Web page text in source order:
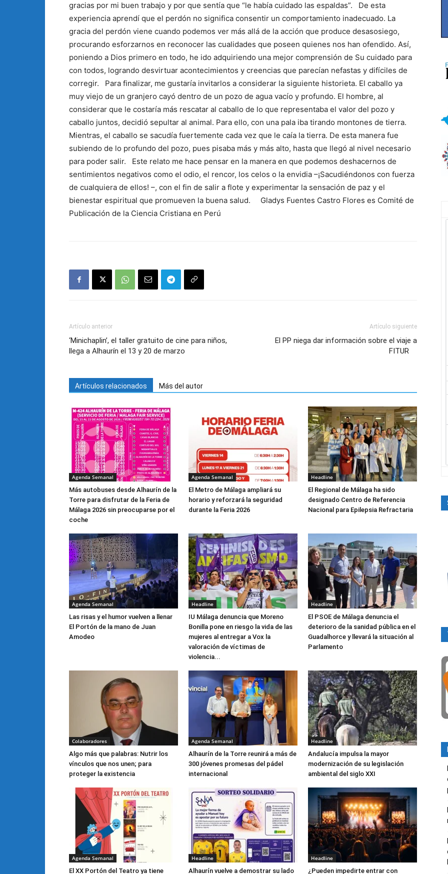
gracias por mi buen trabajo y por que sentía que “le había cuidado las espaldas”. De esta
experiencia aprendí que el perdón no significa consentir un comportamiento inadecuado. La
gracia del perdón viene cuando podemos ver más allá de la acción que produce desasosiego,
procurando esforzarnos en reconocer las cualidades que poseen quienes nos han ofendido. Así,
poniendo a Dios primero en todo, he ido adquiriendo una mejor comprensión de Su cuidado para
con todos, logrando desvirtuar acontecimientos y creencias que parecían nefastas y difíciles de
corregir. Para finalizar, me gustaría invitarlos a considerar la siguiente historieta. El caballo ya
muy viejo de un granjero cayó dentro de un pozo de agua vacío y profundo. El hombre, al
considerar que le costaría más rescatar al caballo de lo que representaba el valor del pozo y
caballo juntos, decidió sepultar al animal. Para ello, con una pala iba tirando montones de tierra.
Mientras, el caballo se sacudía fuertemente cada vez que le caía la tierra. De esta manera fue
subiendo de lo profundo del pozo, pues pisaba más y más alto, hasta que llegó al nivel necesario
para poder salir. Este relato me hace pensar en la manera en que podemos deshacernos de
sentimientos negativos como el odio, el rencor, los celos o la envidia –¡Sacudiéndonos con fuerza
de cualquiera de ellos! –, con el fin de salir a flote y experimentar la sensación de paz y el
bienestar espiritual que promueven la buena salud. Gladys Fuentes Castro Flores es Comité de
Publicación de la Ciencia Cristiana en Perú
Artículo anterior
‘Minichaplin’, el taller gratuito de cine para niños,
llega a Alhaurín el 13 y 20 de marzo
Artículo siguiente
El PP niega dar información sobre el viaje a
FITUR
Artículos relacionados Más del autor
Agenda Semanal
Más autobuses desde Alhaurín de la
Torre para disfrutar de la Feria de
Málaga 2026 sin preocuparse por el
coche
Agenda Semanal
El Metro de Málaga ampliará su
horario y reforzará la seguridad
durante la Feria 2026
Headline
El Regional de Málaga ha sido
designado Centro de Referencia
Nacional para Epilepsia Refractaria
Agenda Semanal
Las risas y el humor vuelven a llenar
El Portón de la mano de Juan
Amodeo
Headline
IU Málaga denuncia que Moreno
Bonilla pone en riesgo la vida de las
mujeres al entregar a Vox la
valoración de víctimas de
violencia...
Headline
El PSOE de Málaga denuncia el
deterioro de la sanidad pública en el
Guadalhorce y llevará la situación al
Parlamento
Colaboradores
Algo más que palabras: Nutrir los
vínculos que nos unen; para
proteger la existencia
Agenda Semanal
Alhaurín de la Torre reunirá a más de
300 jóvenes promesas del pádel
internacional
Headline
Andalucía impulsa la mayor
modernización de su legislación
ambiental del siglo XXI
Agenda Semanal
El XX Portón del Teatro ya tiene
Headline
Alhaurín vuelve a demostrar su lado
Headline
¿Pueden impedirte entrar con